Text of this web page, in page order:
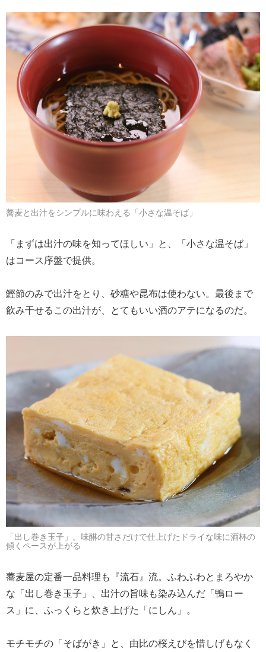
蕎麦と出汁をシンプルに味わえる「小さな温そば」
「まずは出汁の味を知ってほしい」と、「小さな温そば」
はコース序盤で提供。
鰹節のみで出汁をとり、砂糖や昆布は使わない。最後まで
飲み干せるこの出汁が、とてもいい酒のアテになるのだ。
「出し巻き玉子」。味醂の甘さだけで仕上げたドライな味に酒杯の
傾くペースが上がる
蕎麦屋の定番一品料理も『流石』流。ふわふわとまろやか
な「出し巻き玉子」、出汁の旨味も染み込んだ「鴨ロー
ス」に、ふっくらと炊き上げた「にしん」。
モチモチの「そばがき」と、由比の桜えびを惜しげもなく